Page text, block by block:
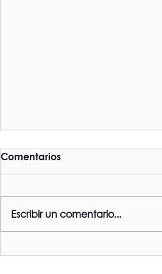
Comentarios
Escribir un comentario...